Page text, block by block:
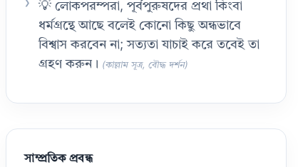
💡 লোকপরম্পরা, পূর্বপুরুষদের প্রথা কিংবা
ধর্মগ্রন্থে আছে বলেই কোনো কিছু অন্ধভাবে
বিশ্বাস করবেন না; সত্যতা যাচাই করে তবেই তা
গ্রহণ করুন। (কাল্লাম সূত্র, বৌদ্ধ দর্শন)
সাম্প্রতিক প্রবন্ধ